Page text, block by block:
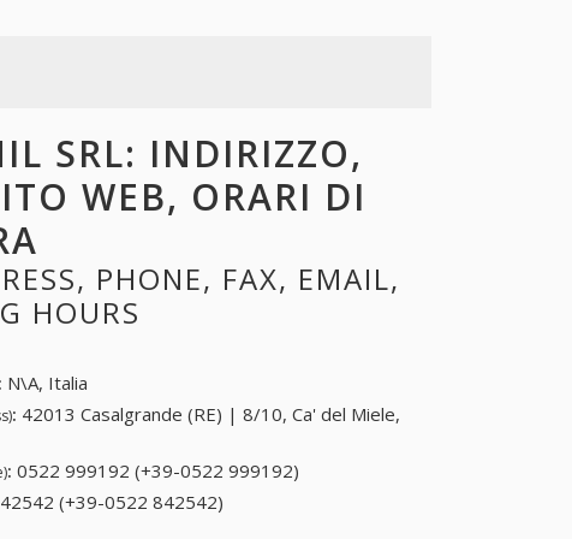
SRL: INDIRIZZO,
WEB, ORARI DI
PHONE, FAX, EMAIL,
HOURS
: N\A, Italia
: 42013 Casalgrande (RE) | 8/10, Ca' del Miele,
: 0522 999192 (+39-0522 999192)
(+39-0522 842542)